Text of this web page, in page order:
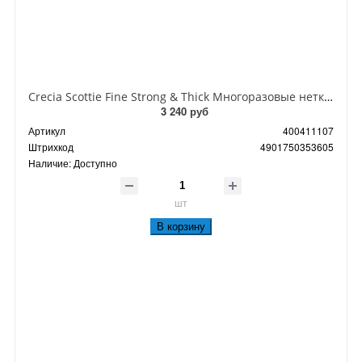
Crecia Scottie Fine Strong & Thick Многоразовые нетканые кухонные полотенца с рисунком 240*275 мм 60 листов в рулоне
3 240 руб
Артикул
400411107
Штрихкод
4901750353605
Наличие: Доступно
шт
В корзину